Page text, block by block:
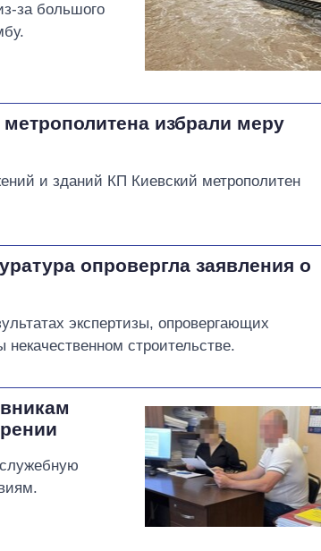
за большого
избрали меру
и зданий КП Киевский метрополитен
опровергла заявления о
экспертизы, опровергающих
строительстве.